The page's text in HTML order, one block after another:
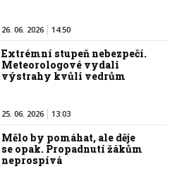
26. 06. 2026 14:50
Extrémní stupeň nebezpečí.
Meteorologové vydali
výstrahy kvůli vedrům
25. 06. 2026 13:03
Mělo by pomáhat, ale děje
se opak. Propadnutí žákům
neprospívá